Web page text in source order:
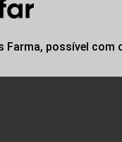
possível com